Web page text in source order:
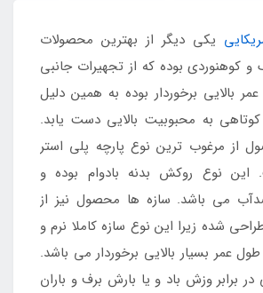
یکی دیگر از بهترین محصولات
و کوهنوردی بوده که از تجهیرات جانبی
بالایی برخوردار بوده به همین دلیل
کوتاهی به محبوبیت بالایی دست یابد.
از مرغوب ترین نوع پارچه پلی استر
نوع روکش بدنه بادوام بوده و
می باشد. سازه ها محصول نیز از
شده زیرا این نوع سازه کاملا نرم و
عمر بسیار بالایی برخوردار می باشد.
برابر وزش باد و یا بارش برف و باران